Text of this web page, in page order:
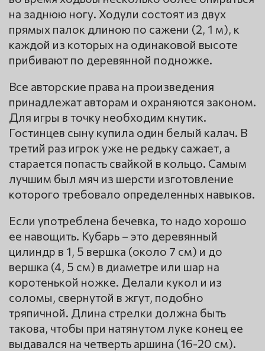
на заднюю ногу. Ходули состоят из двух
прямых палок длиною по сажени (2, 1 м), к
каждой из которых на одинаковой высоте
прибивают по деревянной подножке.
Все авторские права на произведения
принадлежат авторам и охраняются законом.
Для игры в точку необходим кнутик.
Гостинцев сыну купила один белый калач. В
третий раз игрок уже не редьку сажает, а
старается попасть свайкой в кольцо. Самым
лучшим был мяч из шерсти изготовление
которого требовало определенных навыков.
Если употреблена бечевка, то надо хорошо
ее навощить. Кубарь – это деревянный
цилиндр в 1, 5 вершка (около 7 см) и до
вершка (4, 5 см) в диаметре или шар на
коротенькой ножке. Делали кукол и из
соломы, свернутой в жгут, подобно
тряпичной. Длина стрелки должна быть
такова, чтобы при натянутом луке конец ее
выдавался на четверть аршина (16-20 см).